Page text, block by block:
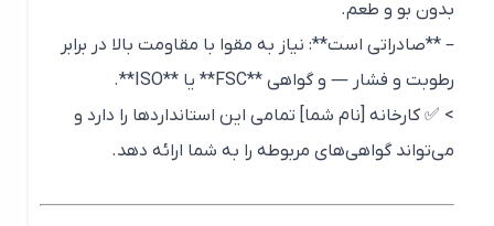
بدون بو و طعم.
– **صادراتی است**: نیاز به مقوا با مقاومت بالا در برابر
رطوبت و فشار — و گواهی **FSC** یا **ISO**.
> ✅ کارخانه [نام شما] تمامی این استانداردها را دارد و
می‌تواند گواهی‌های مربوطه را به شما ارائه دهد.